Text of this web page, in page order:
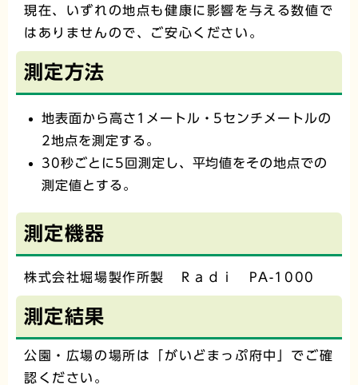
現在、いずれの地点も健康に影響を与える数値で
はありませんので、ご安心ください。
測定方法
地表面から高さ1メートル・5センチメートルの
2地点を測定する。
30秒ごとに5回測定し、平均値をその地点での
測定値とする。
測定機器
株式会社堀場製作所製 Ｒａｄｉ PA-1000
測定結果
公園・広場の場所は「がいどまっぷ府中」でご確
認ください。